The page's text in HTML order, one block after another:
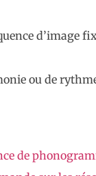
d’image
ou de
de